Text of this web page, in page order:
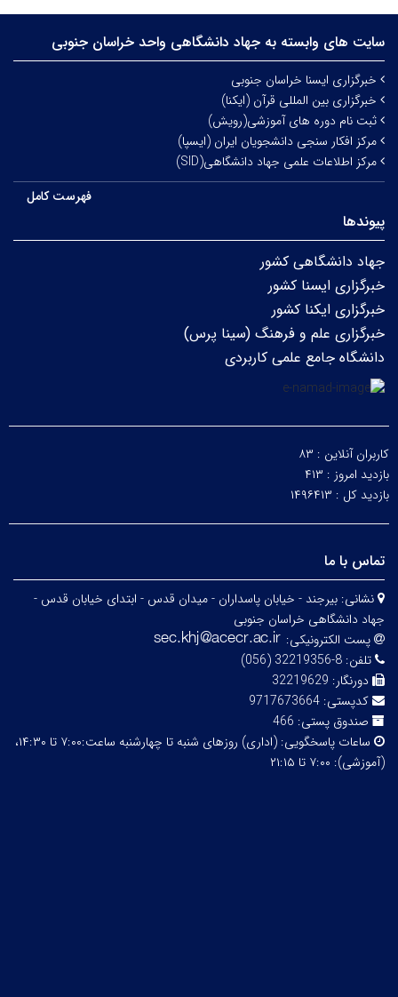
سایت های وابسته به جهاد دانشگاهی واحد خراسان جنوبی
خبرگزاری ایسنا خراسان جنوبی
خبرگزاری بین المللی قرآن (ایکنا)
ثبت نام دوره های آموزشی(رویش)
مرکز افکار سنجی دانشجویان ایران (ایسپا)
مرکز اطلاعات علمی جهاد دانشگاهی(SID)
فهرست کامل
پیوندها
جهاد دانشگاهی کشور
خبرگزاری ایسنا کشور
خبرگزاری ایکنا کشور
خبرگزاری علم و فرهنگ (سینا پرس)
دانشگاه جامع علمی کاربردی
کاربران آنلاین : ۸۳
بازدید امروز : ۴۱۳
بازدید کل : ۱۴۹۶۴۱۳
تماس با ما
نشانی: بیرجند - خیابان پاسداران - میدان قدس - ابتدای خیابان قدس -
جهاد دانشگاهی خراسان جنوبی
پست الکترونیکی:
تلفن: 8-32219356 (056)
دورنگار: 32219629
کدپستی: 9717673664
صندوق پستی: 466
ساعات پاسخگویی:
(اداری) روزهای شنبه تا چهارشنبه ساعت:۷:۰۰ تا ۱۴:۳۰،
(آموزشی): ۷:۰۰ تا ۲۱:۱۵